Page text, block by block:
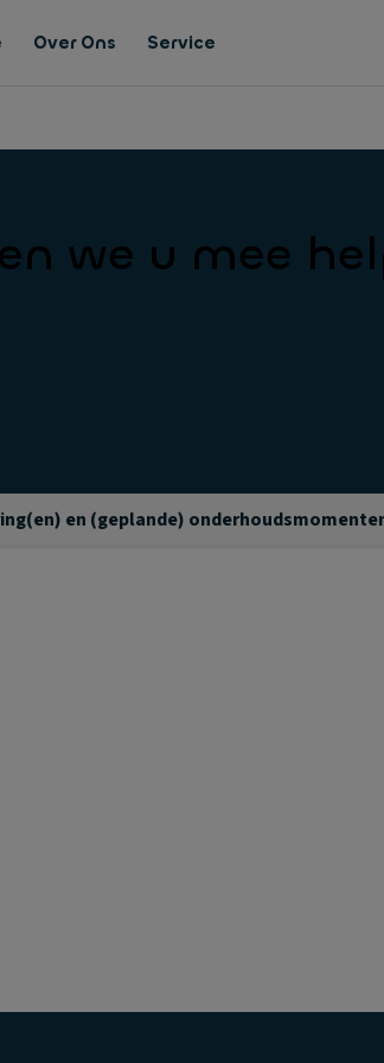
Over Ons Service
we u mee
en (geplande)